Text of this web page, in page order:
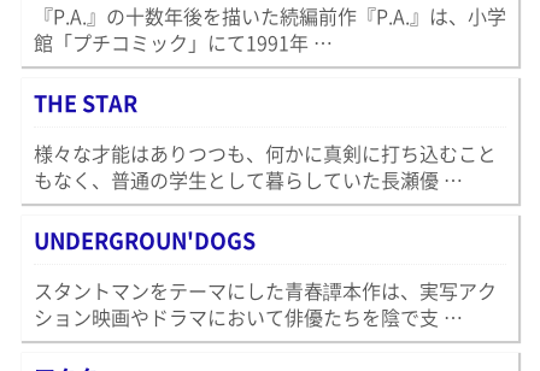
『P.A.』の十数年後を描いた続編前作『P.A.』は、小学
館「プチコミック」にて1991年 …
THE STAR
様々な才能はありつつも、何かに真剣に打ち込むこと
もなく、普通の学生として暮らしていた長瀬優 …
UNDERGROUN'DOGS
スタントマンをテーマにした青春譚本作は、実写アク
ション映画やドラマにおいて俳優たちを陰で支 …